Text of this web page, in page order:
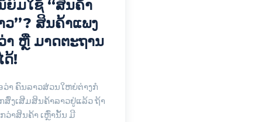
ຍົມໃຊ້ “ສິນຄ້າ
ວ”? ສິນຄ້າແພງ
າ ຫຼື ມາດຕະຖານ
ດ້!
ວ່າ ຄົນລາວສ່ວນໃຫຍ່ຕ່າງກໍ
ສົ່ງເສີມສິນຄ້າລາວຢູ່ແລ້ວ ຖ້າ
ວ່າສິນຄ້າ ເຫຼົ່ານັ້ນ ມີ